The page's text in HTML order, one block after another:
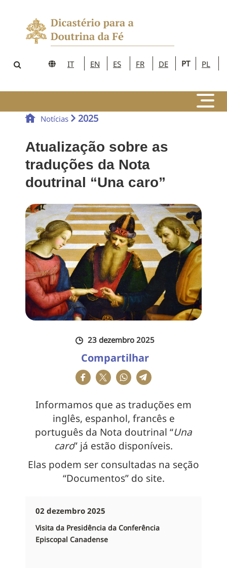
IT EN ES FR DE PT PL
Notícias 2025
Atualização sobre as
traduções da Nota
doutrinal “Una caro”
23 dezembro 2025
Compartilhar
Informamos que as traduções em
inglês, espanhol, francês e
português da Nota doutrinal “Una
caro” já estão disponíveis.
Elas podem ser consultadas na seção
“Documentos” do site.
02 dezembro 2025
Visita da Presidência da Conferência
Episcopal Canadense